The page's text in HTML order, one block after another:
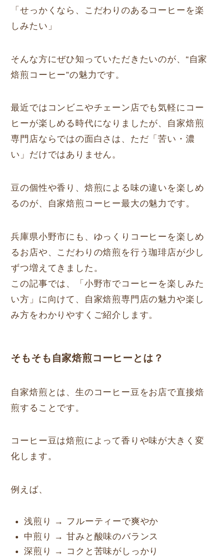
「せっかくなら、こだわりのあるコーヒーを楽
しみたい」
そんな方にぜひ知っていただきたいのが、“自家
焙煎コーヒー”の魅力です。
最近ではコンビニやチェーン店でも気軽にコー
ヒーが楽しめる時代になりましたが、自家焙煎
専門店ならではの面白さは、ただ「苦い・濃
い」だけではありません。
豆の個性や香り、焙煎による味の違いを楽しめ
るのが、自家焙煎コーヒー最大の魅力です。
兵庫県小野市にも、ゆっくりコーヒーを楽しめ
るお店や、こだわりの焙煎を行う珈琲店が少し
ずつ増えてきました。
この記事では、「小野市でコーヒーを楽しみた
い方」に向けて、自家焙煎専門店の魅力や楽し
み方をわかりやすくご紹介します。
そもそも自家焙煎コーヒーとは？
自家焙煎とは、生のコーヒー豆をお店で直接焙
煎することです。
コーヒー豆は焙煎によって香りや味が大きく変
化します。
例えば、
浅煎り → フルーティーで爽やか
中煎り → 甘みと酸味のバランス
深煎り → コクと苦味がしっかり